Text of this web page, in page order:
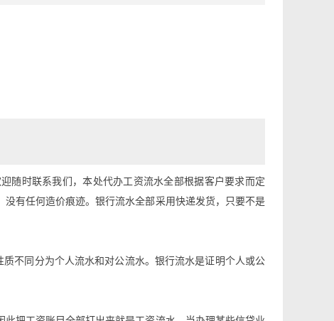
随时联系我们，本处代办工资流水全部根据客户要求而定
有任何造价痕迹。银行流水全部采用快递发货，只要不是
不同分为个人流水和对公流水。银行流水是证明个人或公